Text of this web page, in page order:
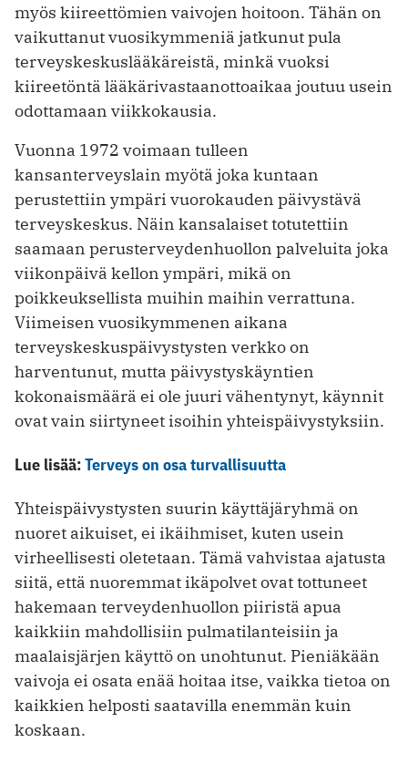
myös kiireettömien vaivojen hoitoon. Tähän on
vaikuttanut vuosikymmeniä jatkunut pula
terveyskeskuslääkäreistä, minkä vuoksi
kiireetöntä lääkärivastaanottoaikaa joutuu usein
odottamaan viikkokausia.
Vuonna 1972 voimaan tulleen
kansanterveyslain myötä joka kuntaan
perustettiin ympäri vuorokauden päivystävä
terveyskeskus. Näin kansalaiset totutettiin
saamaan perusterveydenhuollon palveluita joka
viikonpäivä kellon ympäri, mikä on
poikkeuksellista muihin maihin verrattuna.
Viimeisen vuosikymmenen aikana
terveyskeskuspäivystysten verkko on
harventunut, mutta päivystyskäyntien
kokonaismäärä ei ole juuri vähentynyt, käynnit
ovat vain siirtyneet isoihin yhteispäivystyksiin.
Lue lisää:Terveys on osa turvallisuutta
Yhteispäivystysten suurin käyttäjäryhmä on
nuoret aikuiset, ei ikäihmiset, kuten usein
virheellisesti oletetaan. Tämä vahvistaa ajatusta
siitä, että nuoremmat ikäpolvet ovat tottuneet
hakemaan terveydenhuollon piiristä apua
kaikkiin mahdollisiin pulmatilanteisiin ja
maalaisjärjen käyttö on unohtunut. Pieniäkään
vaivoja ei osata enää hoitaa itse, vaikka tietoa on
kaikkien helposti saatavilla enemmän kuin
koskaan.